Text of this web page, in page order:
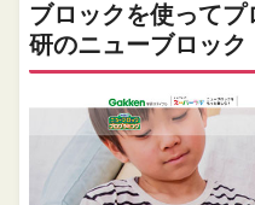
ブロックを使って
研のニューブロッ